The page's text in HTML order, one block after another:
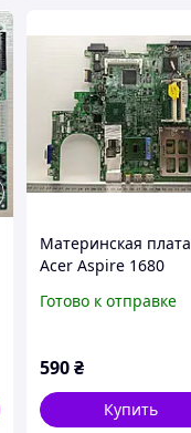
Материнская плата
Acer Aspire 1680
Готово к отправке
590₴
Купить